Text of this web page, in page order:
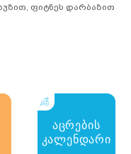
ფიტნეს დარბაზით
აცრების
კალენდარი